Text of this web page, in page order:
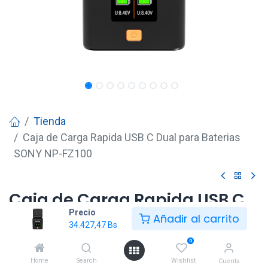
Precio
34.427,47Bs Añadir al carrito
Home Search
0
Wishlist Cuenta
Tienda
Caja de Carga Rapida USB C Dual para Baterias
SONY NP-FZ100
Caja de Carga Rapida USB C
Dual para Baterias SONY NP-
FZ100